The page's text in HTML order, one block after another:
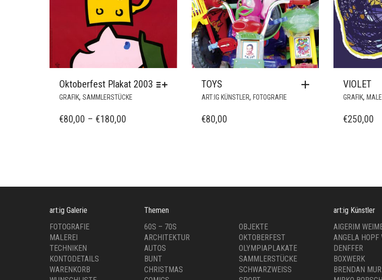
Oktoberfest Plakat 2003
GRAFIK SAMMLERSTÜCKE
PRODUKT
WERDEN
€80,00 –€180,00PREISSPANNE:
TOYS
ART:IG KÜNSTLER
€80,00
VIOLET
GRAFIK,
€250,00
FOTOGRAFIE
TECHNIKEN
KONTODETAILS
WARENKORB
WUNSCHLISTE
60S – 70S
AUTOS
BUNT
CHRISTMAS
COMICS
FILME
OLYMPIAPLAKATE
SAMMLERSTÜCKE
SCHWARZWEISS
SPORT
AIGERIM
DENFFER
BOXWERK
BRENDAN
MIRKO BORSCHE
BUREAU